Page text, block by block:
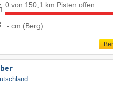
0 von 150,1 km Pisten offen
- cm (Berg)